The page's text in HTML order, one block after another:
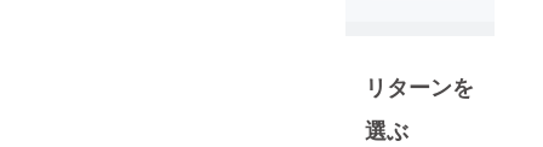
ご紹介して
できること
を目標にし
リターンを
選ぶ